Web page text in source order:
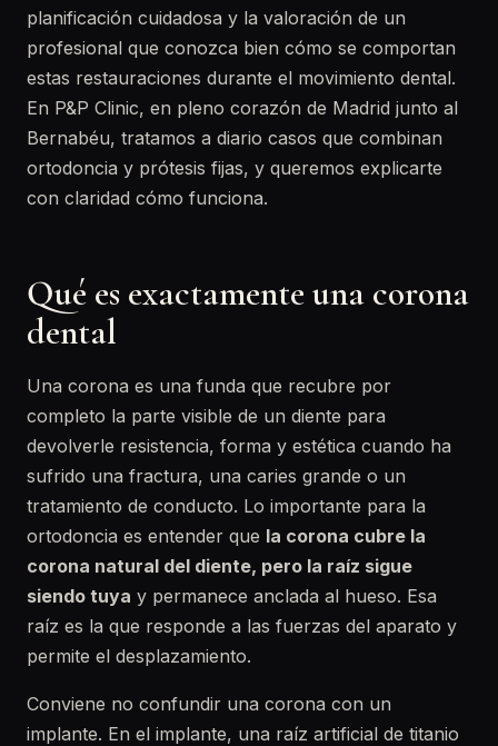
planificación cuidadosa y la valoración de un
profesional que conozca bien cómo se comportan
estas restauraciones durante el movimiento dental.
En P&P Clinic, en pleno corazón de Madrid junto al
Bernabéu, tratamos a diario casos que combinan
ortodoncia y prótesis fijas, y queremos explicarte
con claridad cómo funciona.
Qué es exactamente una corona
dental
Una corona es una funda que recubre por
completo la parte visible de un diente para
devolverle resistencia, forma y estética cuando ha
sufrido una fractura, una caries grande o un
tratamiento de conducto. Lo importante para la
ortodoncia es entender que la corona cubre la
corona natural del diente, pero la raíz sigue
siendo tuya y permanece anclada al hueso. Esa
raíz es la que responde a las fuerzas del aparato y
permite el desplazamiento.
Conviene no confundir una corona con un
implante. En el implante, una raíz artificial de titanio